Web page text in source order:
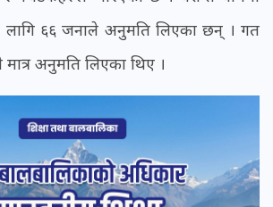
लागि ६६ जनाले अनुमति लिएका छन् । गत
अनुमति लिएका थिए ।